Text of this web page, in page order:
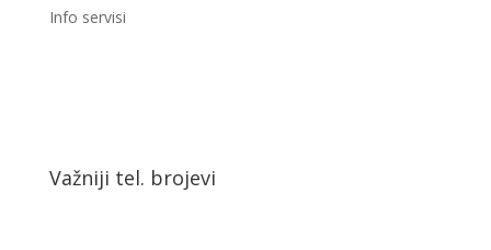
Info servisi
Važniji tel. brojevi